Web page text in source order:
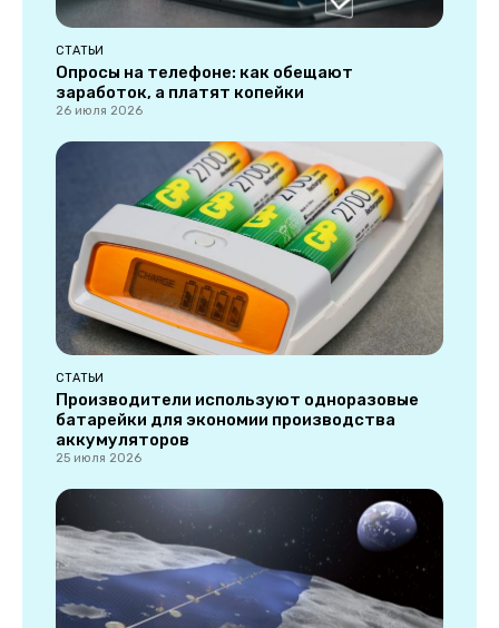
СТАТЬИ
Опросы на телефоне: как обещают
заработок, а платят копейки
26 июля 2026
СТАТЬИ
Производители используют одноразовые
батарейки для экономии производства
аккумуляторов
25 июля 2026